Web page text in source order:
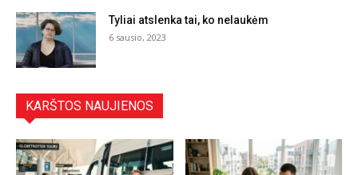
Tyliai atslenka tai, ko nelaukėm
6 sausio, 2023
KARŠTOS NAUJIENOS